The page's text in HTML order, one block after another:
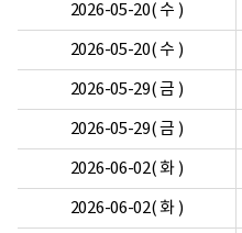
2026-05-20( 수 )
2026-05-20( 수 )
2026-05-29( 금 )
2026-05-29( 금 )
2026-06-02( 화 )
2026-06-02( 화 )